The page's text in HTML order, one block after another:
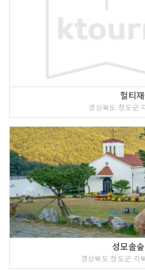
헐티
경상북도 청도군
성모솔
경상북도 청도군 각